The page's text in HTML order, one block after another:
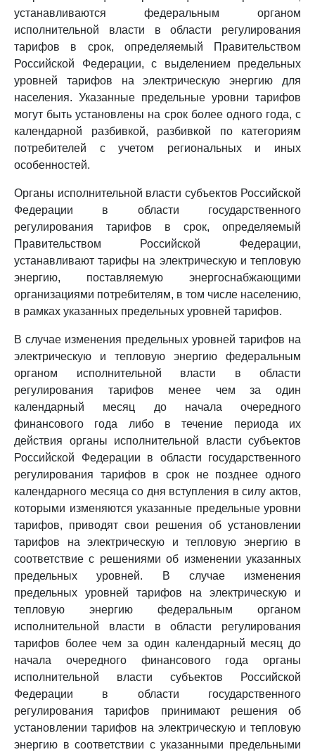
устанавливаются федеральным органом
исполнительной власти в области регулирования
тарифов в срок, определяемый Правительством
Российской Федерации, с выделением предельных
уровней тарифов на электрическую энергию для
населения. Указанные предельные уровни тарифов
могут быть установлены на срок более одного года, с
календарной разбивкой, разбивкой по категориям
потребителей с учетом региональных и иных
особенностей.
Органы исполнительной власти субъектов Российской
Федерации в области государственного
регулирования тарифов в срок, определяемый
Правительством Российской Федерации,
устанавливают тарифы на электрическую и тепловую
энергию, поставляемую энергоснабжающими
организациями потребителям, в том числе населению,
в рамках указанных предельных уровней тарифов.
В случае изменения предельных уровней тарифов на
электрическую и тепловую энергию федеральным
органом исполнительной власти в области
регулирования тарифов менее чем за один
календарный месяц до начала очередного
финансового года либо в течение периода их
действия органы исполнительной власти субъектов
Российской Федерации в области государственного
регулирования тарифов в срок не позднее одного
календарного месяца со дня вступления в силу актов,
которыми изменяются указанные предельные уровни
тарифов, приводят свои решения об установлении
тарифов на электрическую и тепловую энергию в
соответствие с решениями об изменении указанных
предельных уровней. В случае изменения
предельных уровней тарифов на электрическую и
тепловую энергию федеральным органом
исполнительной власти в области регулирования
тарифов более чем за один календарный месяц до
начала очередного финансового года органы
исполнительной власти субъектов Российской
Федерации в области государственного
регулирования тарифов принимают решения об
установлении тарифов на электрическую и тепловую
энергию в соответствии с указанными предельными